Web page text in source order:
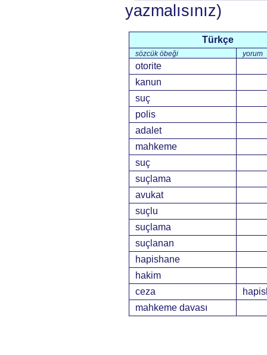
yazmalısınız)
Türkçe
sözcük öbeği yorum
otorite
kanun
suç
polis
adalet
mahkeme
suç
suçlama
avukat
suçlu
suçlama
suçlanan
hapishane
hakim
ceza
mahkeme davası